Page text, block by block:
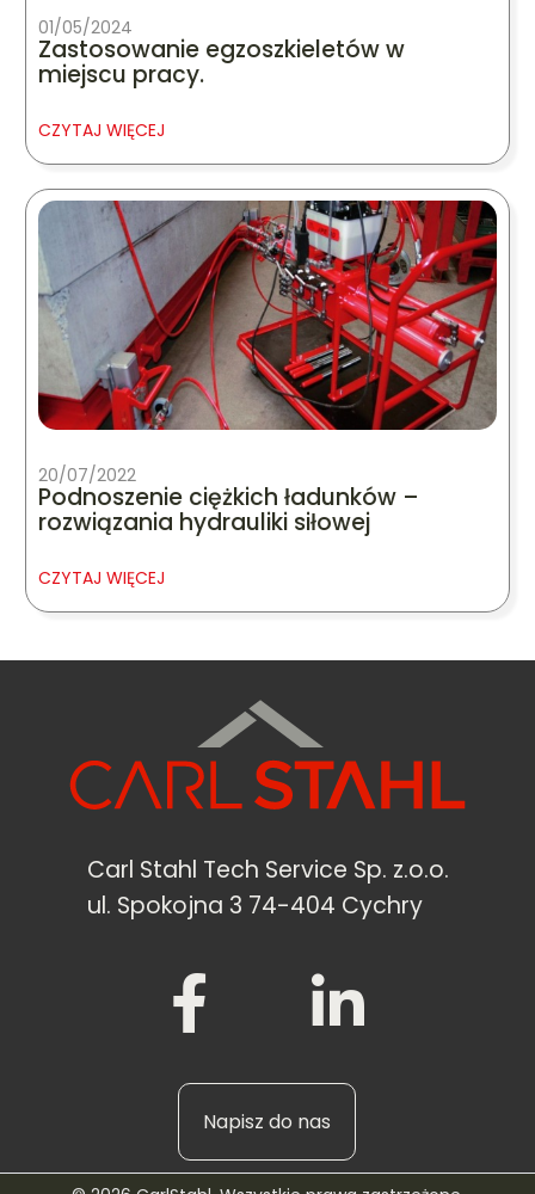
01/05/2024
Zastosowanie egzoszkieletów w
miejscu pracy.
CZYTAJ WIĘCEJ
20/07/2022
Podnoszenie ciężkich ładunków –
rozwiązania hydrauliki siłowej
CZYTAJ WIĘCEJ
Carl Stahl Tech Service Sp. z.o.o.
ul. Spokojna 3 74-404 Cychry
Napisz do nas